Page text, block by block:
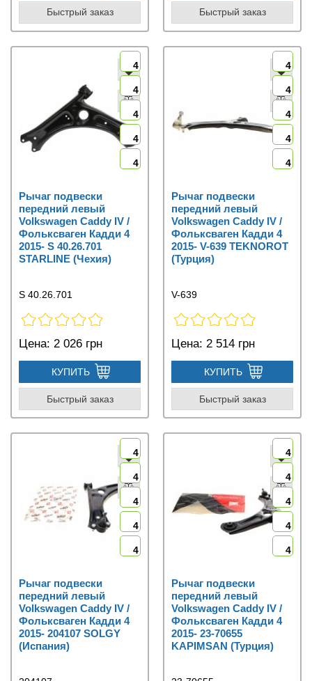
Быстрый заказ Быстрый заказ
4
4
4
4
4
Рычаг подвески
передний левый
Volkswagen Caddy IV /
Фольксваген Кадди 4
2015- S 40.26.701
STARLINE (Чехия)
S 40.26.701
Цена: 2 026 грн
КУПИТЬ
Быстрый заказ
4
4
4
4
4
Рычаг подвески
передний левый
Volkswagen Caddy IV /
Фольксваген Кадди 4
2015- V-639 TEKNOROT
(Турция)
V-639
Цена: 2 514 грн
КУПИТЬ
Быстрый заказ
4
4
4
4
4
Рычаг подвески
передний левый
Volkswagen Caddy IV /
Фольксваген Кадди 4
2015- 204107 SOLGY
(Испания)
4
4
4
4
4
Рычаг подвески
передний левый
Volkswagen Caddy IV /
Фольксваген Кадди 4
2015- 23-70655
KAPIMSAN (Турция)